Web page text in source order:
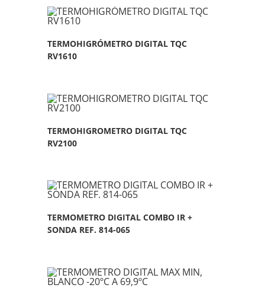
TERMOHIGRÓMETRO DIGITAL TQC
RV1610
TERMOHIGROMETRO DIGITAL TQC
RV2100
TERMOMETRO DIGITAL COMBO IR +
SONDA REF. 814-065